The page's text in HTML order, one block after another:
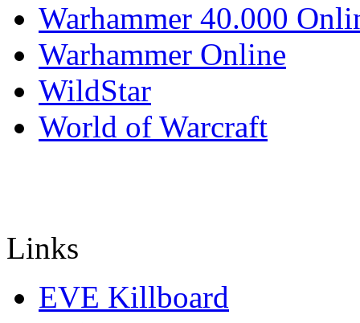
Warhammer 40.000
Warhammer Online
WildStar
World of Warcraft
Links
EVE Killboard